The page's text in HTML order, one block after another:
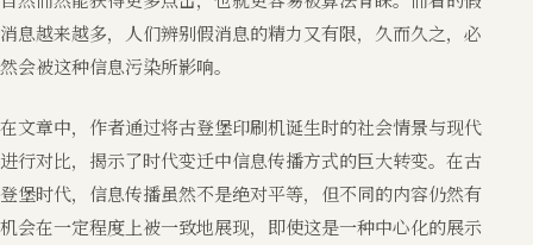
消息越来越多，人们辨别假消息的精力又有限，久而久之，必
然会被这种信息污染所影响。
在文章中，作者通过将古登堡印刷机诞生时的社会情景与现代
进行对比，揭示了时代变迁中信息传播方式的巨大转变。在古
登堡时代，信息传播虽然不是绝对平等，但不同的内容仍然有
机会在一定程度上被一致地展现，即使这是一种中心化的展示